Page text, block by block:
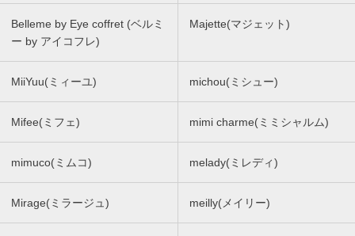
Belleme by Eye coffret (ベルミ
ー by アイコフレ)
Majette(マジェット)
MiiYuu(ミィーユ) michou(ミシュー)
Mifee(ミフェ) mimi charme(ミミシャルム)
mimuco(ミムコ) melady(ミレディ)
Mirage(ミラージュ) meilly(メイリー)